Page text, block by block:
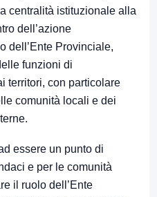
centralità istituzionale alla
dell’azione
dell’Ente Provinciale,
funzioni di
territori, con particolare
comunità locali e dei
essere un punto di
e per le comunità
il ruolo dell’Ente